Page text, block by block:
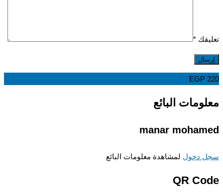
*
EGP
البائع
manar
دخوللمشاهدة معلومات البائع
QR